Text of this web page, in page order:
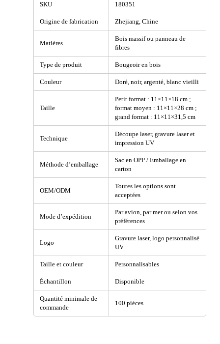
SKU 180351
Origine de fabrication Zhejiang, Chine
Matières
Bois massif ou panneau de
fibres
Type de produit Bougeoir en bois
Couleur Doré, noir, argenté, blanc vieilli
Taille
Petit format : 11×11×18 cm ;
format moyen : 11×11×28 cm ;
grand format : 11×11×31,5 cm
Technique
Découpe laser, gravure laser et
impression UV
Méthode d’emballage
Sac en OPP / Emballage en
carton
OEM/ODM
Toutes les options sont
acceptées
Mode d’expédition
Par avion, par mer ou selon vos
préférences
Logo
Gravure laser, logo personnalisé
UV
Taille et couleur Personnalisables
Échantillon Disponible
Quantité minimale de
commande
100 pièces